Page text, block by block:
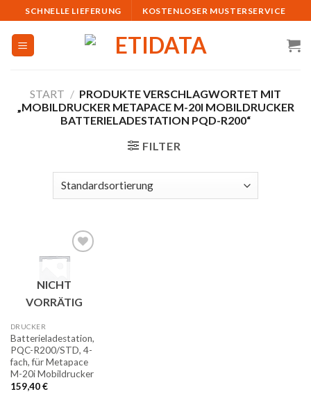
to
content
SCHNELLE LIEFERUNG KOSTENLOSER MUSTERSERVICE
START / PRODUKTE VERSCHLAGWORTET MIT
„MOBILDRUCKER METAPACE M-20I MOBILDRUCKER
BATTERIELADESTATION PQD-R200“
FILTER
Merkliste
NICHT
VORRÄTIG
DRUCKER
Batterieladestation,
PQC-R200/STD, 4-
fach, für Metapace
M-20i Mobildrucker
159,40€